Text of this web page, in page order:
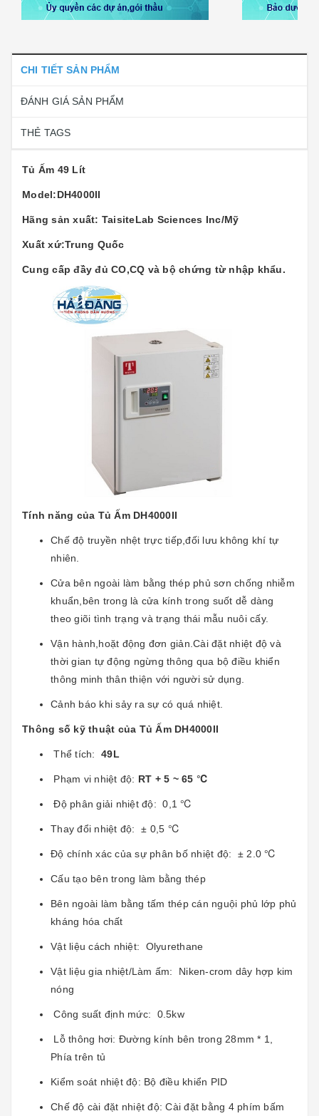
CHI TIẾT SẢN PHẨM
ĐÁNH GIÁ SẢN PHẨM
THẺ TAGS
Tủ Ấm 49 Lít
Model:DH4000II
Hãng sản xuất: TaisiteLab Sciences Inc/Mỹ
Xuất xứ:Trung Quốc
Cung cấp đầy đủ CO,CQ và bộ chứng từ nhập khẩu.
Tính năng của Tủ Ấm DH4000II
Chế độ truyền nhệt trực tiếp,đối lưu không khí tự
nhiên.
Cửa bên ngoài làm bằng thép phủ sơn chống nhiễm
khuẩn,bên trong là cửa kính trong suốt dễ dàng
theo giõi tình trạng và trạng thái mẫu nuôi cấy.
Vận hành,hoặt động đơn giản.Cài đặt nhiệt độ và
thời gian tự động ngừng thông qua bộ điều khiển
thông minh thân thiện với người sử dụng.
Cảnh báo khi sảy ra sự có quá nhiệt.
Thông số kỹ thuật của Tủ Ấm DH4000II
Thể tích: 49L
Phạm vi nhiệt độ: RT + 5 ~ 65 ℃
Độ phân giải nhiệt độ: 0,1 ℃
Thay đổi nhiệt độ: ± 0,5 ℃
Độ chính xác của sự phân bố nhiệt độ: ± 2.0 ℃
Cấu tạo bên trong làm bằng thép
Bên ngoài làm bằng tấm thép cán nguội phủ lớp phủ
kháng hóa chất
Vật liệu cách nhiệt: Olyurethane
Vật liệu gia nhiệt/Làm ấm: Niken-crom dây hợp kim
nóng
Công suất định mức: 0.5kw
Lỗ thông hơi: Đường kính bên trong 28mm * 1,
Phía trên tủ
Kiểm soát nhiệt độ: Bộ điều khiển PID
Chế độ cài đặt nhiệt độ: Cài đặt bằng 4 phím bấm